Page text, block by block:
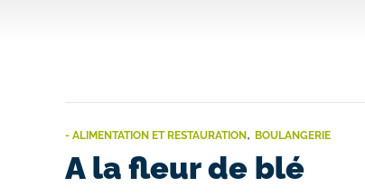
- ALIMENTATION ET RESTAURATION , BOULANGERIE
A la fleur de blé